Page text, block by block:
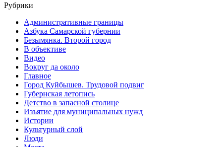
Рубрики
Административные границы
Азбука Самарской губернии
Безымянка. Второй город
В объективе
Видео
Вокруг да около
Главное
Город Куйбышев. Трудовой подвиг
Губернская летопись
Детство в запасной столице
Изъятие для муниципальных нужд
Истории
Культурный слой
Люди